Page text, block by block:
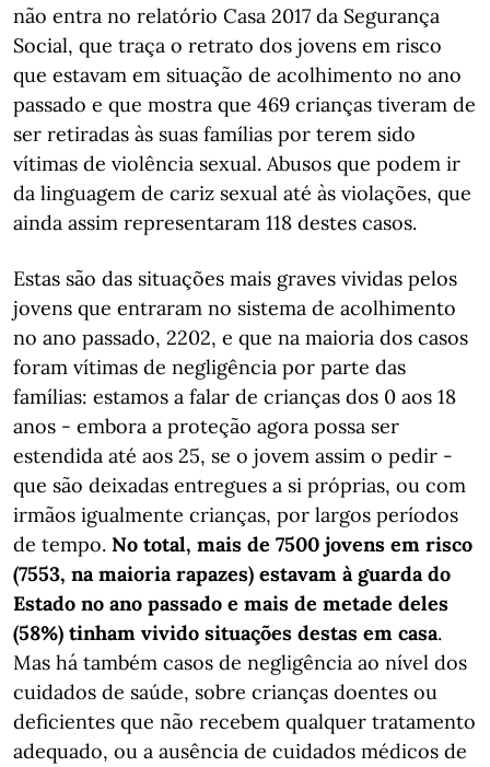
não entra no relatório Casa 2017 da Segurança
Social, que traça o retrato dos jovens em risco
que estavam em situação de acolhimento no ano
passado e que mostra que 469 crianças tiveram de
ser retiradas às suas famílias por terem sido
vítimas de violência sexual. Abusos que podem ir
da linguagem de cariz sexual até às violações, que
ainda assim representaram 118 destes casos.
Estas são das situações mais graves vividas pelos
jovens que entraram no sistema de acolhimento
no ano passado, 2202, e que na maioria dos casos
foram vítimas de negligência por parte das
famílias: estamos a falar de crianças dos 0 aos 18
anos - embora a proteção agora possa ser
estendida até aos 25, se o jovem assim o pedir -
que são deixadas entregues a si próprias, ou com
irmãos igualmente crianças, por largos períodos
de tempo. No total, mais de 7500 jovens em risco
(7553, na maioria rapazes) estavam à guarda do
Estado no ano passado e mais de metade deles
(58%) tinham vivido situações destas em casa.
Mas há também casos de negligência ao nível dos
cuidados de saúde, sobre crianças doentes ou
deficientes que não recebem qualquer tratamento
adequado, ou a ausência de cuidados médicos de